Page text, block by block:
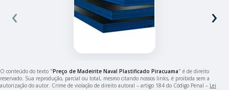
‹ ›
O conteúdo do texto "Preço de Madeirite Naval Plastificado Piracuama" é de direito
reservado. Sua reprodução, parcial ou total, mesmo citando nossos links, é proibida sem a
autorização do autor. Crime de violação de direito autoral – artigo 184 do Código Penal – Lei